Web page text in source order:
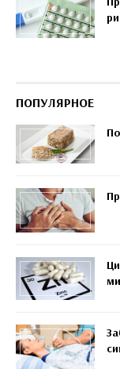
ПОПУЛЯРНОЕ